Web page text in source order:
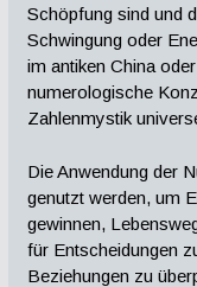
Schöpfung sind und
Schwingung oder
im antiken China
numerologische
Zahlenmystik
Die Anwendung der
genutzt werden, um
gewinnen,
für Entscheidungen
Beziehungen zu